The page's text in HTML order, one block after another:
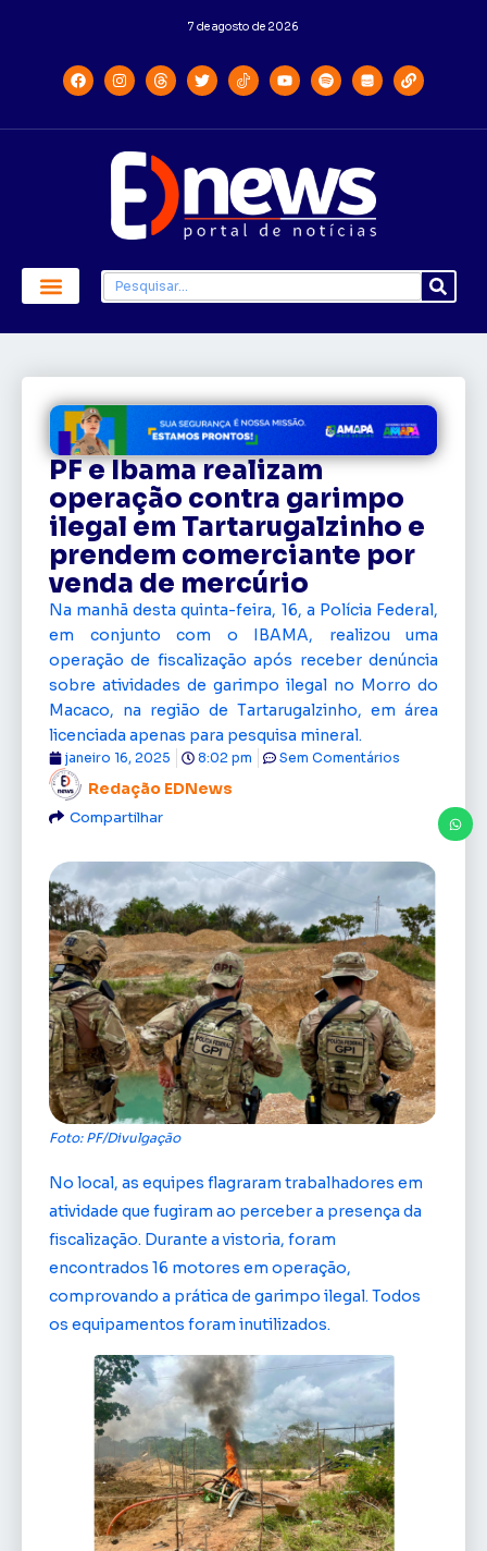
7 de agosto de 2026
PF e Ibama realizam
operação contra garimpo
ilegal em Tartarugalzinho e
prendem comerciante por
venda de mercúrio
Na manhã desta quinta-feira, 16, a Polícia Federal,
em conjunto com o IBAMA, realizou uma
operação de fiscalização após receber denúncia
sobre atividades de garimpo ilegal no Morro do
Macaco, na região de Tartarugalzinho, em área
licenciada apenas para pesquisa mineral.
Redação EDNews
janeiro 16, 2025 8:02 pm Sem Comentários
Compartilhar
Foto: PF/Divulgação
No local, as equipes flagraram trabalhadores em
atividade que fugiram ao perceber a presença da
fiscalização. Durante a vistoria, foram
encontrados 16 motores em operação,
comprovando a prática de garimpo ilegal. Todos
os equipamentos foram inutilizados.